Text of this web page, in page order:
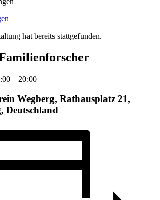
hat bereits stattgefunden.
– 20:00
Wegberg, Rathausplatz 21,
Deutschland